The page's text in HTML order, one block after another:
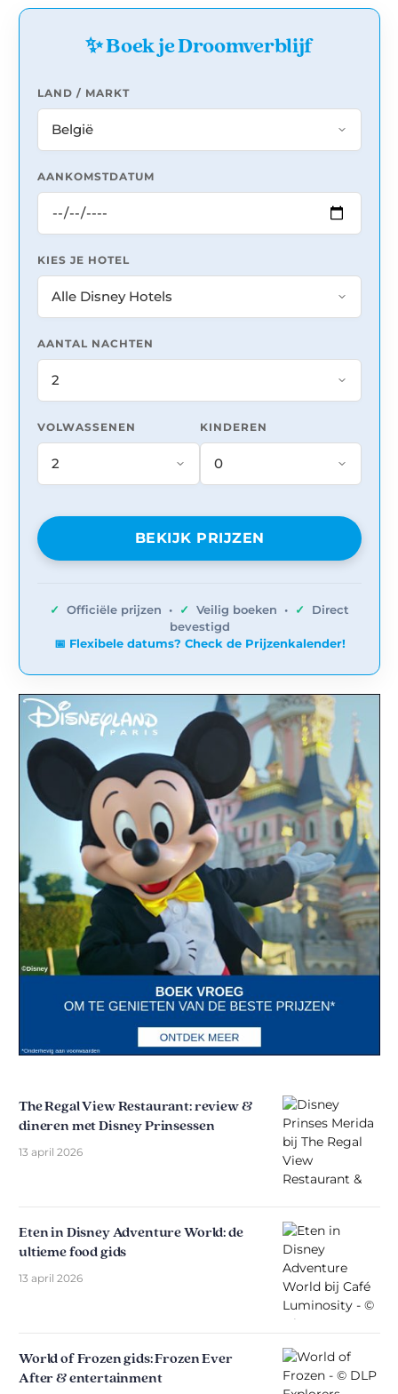
✨ Boek je Droomverblijf
LAND / MARKT
AANKOMSTDATUM
KIES JE HOTEL
AANTAL NACHTEN
VOLWASSENEN KINDEREN
BEKIJK PRIJZEN
✓ Officiële prijzen • ✓ Veilig boeken • ✓
Direct
bevestigd
📅 Flexibele datums? Check de Prijzenkalender!
The Regal View Restaurant: review &
dineren met Disney Prinsessen
13 april 2026
Eten in Disney Adventure World: de
ultieme food gids
13 april 2026
World of Frozen gids: Frozen Ever
After & entertainment